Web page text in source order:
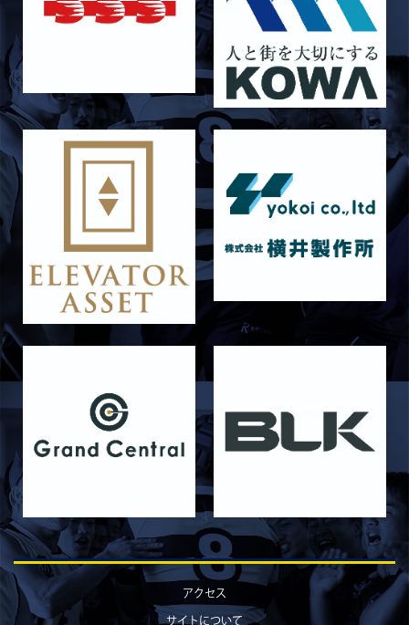
2026/06/26
STAFF blog
【Rits Familyのバトン】vol. 2 稲西輝紀
STAFF blog
2026/06/19
STAFF blog
6月20日 花園大学
2026/06/16
6月14日 島津製作所
2026/06/16
STAFF blog
6月13日 名城大学
2026/06/12
STAFF blog
【Rits Familyのバトン】vol. 1 北村瞬太郎
ーター募集のお知らせ】
2026/05/31
5月31日 関西学院大学AB
2026/05/31
STAFF blog
5月30日 関西学院大学CD
STAFF blog
2026年度 新入部員のお知らせ
2026/05/26
STAFF blog
5月24日 京都産業大学
2026/05/23 STAFF blog
アクセス
サイトについて